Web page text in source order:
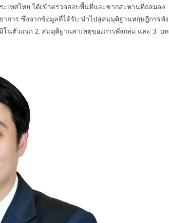
ะเทศไทย ได้เข้าตรวจสอบพื้นที่และซากสะพานที่ถล่มลง
การ ซึ่งจากข้อมูลที่ได้รับ นำไปสู่สมมุติฐานทฤษฎีการพัง
นตัวแรก 2. สมมุติฐานสาเหตุของการพังถล่ม และ 3. บท